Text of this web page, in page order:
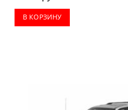
В КОРЗИНУ